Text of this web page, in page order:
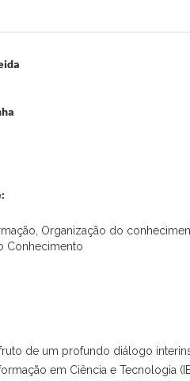
Organização do
Conhecimento
de um profundo diálogo
em Ciência e Tecnologia